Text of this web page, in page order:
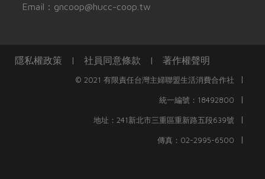
Email：gncoop@hucc-coop.tw
隱私權政策 | 社員同意條款 | 著作權聲明
© 2021 有限責任台灣主婦聯盟生活消費合作社 |
統一編號：18492800 |
地址：241新北市三重區重新路五段639號 |
傳真：02-2995-6500 |